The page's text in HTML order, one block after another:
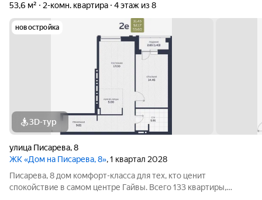
53,6 м²
2-комн. квартира 4 этаж из 8
новостройка
3D-тур
улица Писарева,8
ЖК «Дом на Писарева, 8», 1 квартал 2028
Писарева, 8 дом комфорт-класса для тех, кто ценит
спокойствие в самом центре Гайвы. Всего 133 квартиры,